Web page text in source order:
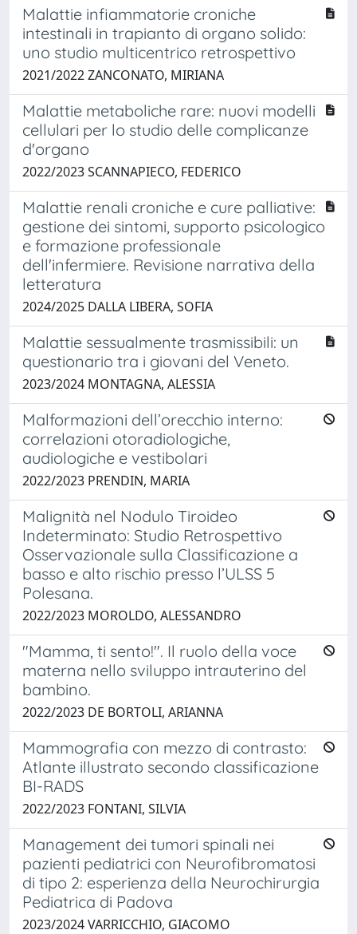
Malattie infiammatorie croniche
intestinali in trapianto di organo solido:
uno studio multicentrico retrospettivo
2021/2022 ZANCONATO, MIRIANA
Malattie metaboliche rare: nuovi modelli
cellulari per lo studio delle complicanze
d'organo
2022/2023 SCANNAPIECO, FEDERICO
Malattie renali croniche e cure palliative:
gestione dei sintomi, supporto psicologico
e formazione professionale
dell'infermiere. Revisione narrativa della
letteratura
2024/2025 DALLA LIBERA, SOFIA
Malattie sessualmente trasmissibili: un
questionario tra i giovani del Veneto.
2023/2024 MONTAGNA, ALESSIA
Malformazioni dell’orecchio interno:
correlazioni otoradiologiche,
audiologiche e vestibolari
2022/2023 PRENDIN, MARIA
Malignità nel Nodulo Tiroideo
Indeterminato: Studio Retrospettivo
Osservazionale sulla Classificazione a
basso e alto rischio presso l’ULSS 5
Polesana.
2022/2023 MOROLDO, ALESSANDRO
"Mamma, ti sento!". Il ruolo della voce
materna nello sviluppo intrauterino del
bambino.
2022/2023 DE BORTOLI, ARIANNA
Mammografia con mezzo di contrasto:
Atlante illustrato secondo classificazione
BI-RADS
2022/2023 FONTANI, SILVIA
Management dei tumori spinali nei
pazienti pediatrici con Neurofibromatosi
di tipo 2: esperienza della Neurochirurgia
Pediatrica di Padova
2023/2024 VARRICCHIO, GIACOMO